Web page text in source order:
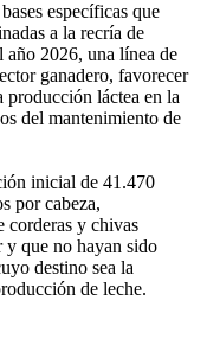
específicas que
a la recría de
año 2026, una línea de
ganadero, favorecer
producción láctea en la
del mantenimiento de
inicial de 41.470
por cabeza,
corderas y chivas
y que no hayan sido
destino sea la
de leche.